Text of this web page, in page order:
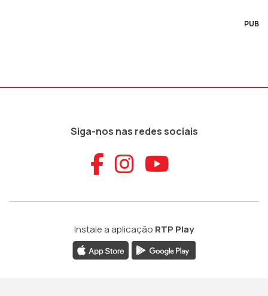
PUB
Siga-nos nas redes sociais
Aceder ao
Aceder ao
Aceder
Instale a aplicação RTP Play